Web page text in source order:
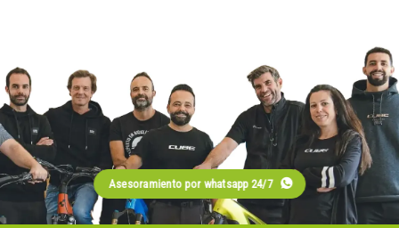
Asesoramiento por whatsapp 24/7